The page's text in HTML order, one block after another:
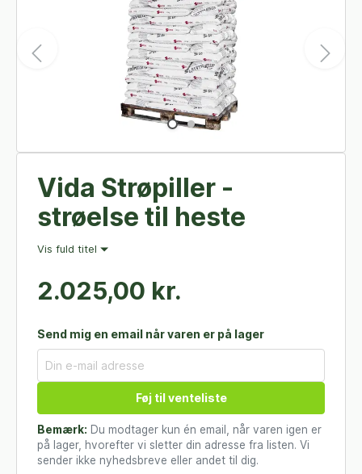
Vida Strøpiller -
strøelse til heste
Vis fuld titel
2.025,00 kr.
Send mig en email når varen er på lager
Føj til venteliste
Bemærk: Du modtager kun én email, når varen igen er
på lager, hvorefter vi sletter din adresse fra listen. Vi
sender ikke nyhedsbreve eller andet til dig.